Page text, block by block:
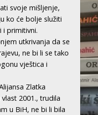
svoje mišljenje,
ko će bolje služiti
i primitivni.
utkrivanja da se
ne bi li se tako
vještica i
Zlatka
2001., trudila
u BiH, ne bi li bila